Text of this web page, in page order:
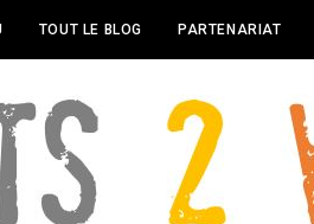
TOUT LE BLOG PARTENARIAT